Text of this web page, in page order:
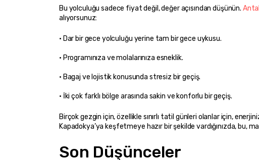
Bu yolculuğu sadece fiyat değil, değer açısından düşünün.
alıyorsunuz:
• İki çok farklı bölge arasında sakin ve konforlu bir geçiş.
Birçok gezgin için, özellikle sınırlı tatil günleri olanlar için,
Kapadokya’ya keşfetmeye hazır bir şekilde vardığınızda, bu,
Son Düşünceler